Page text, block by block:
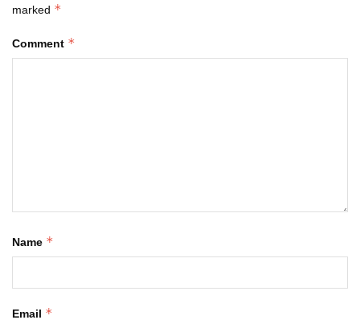
marked *
Comment *
Name *
Email *